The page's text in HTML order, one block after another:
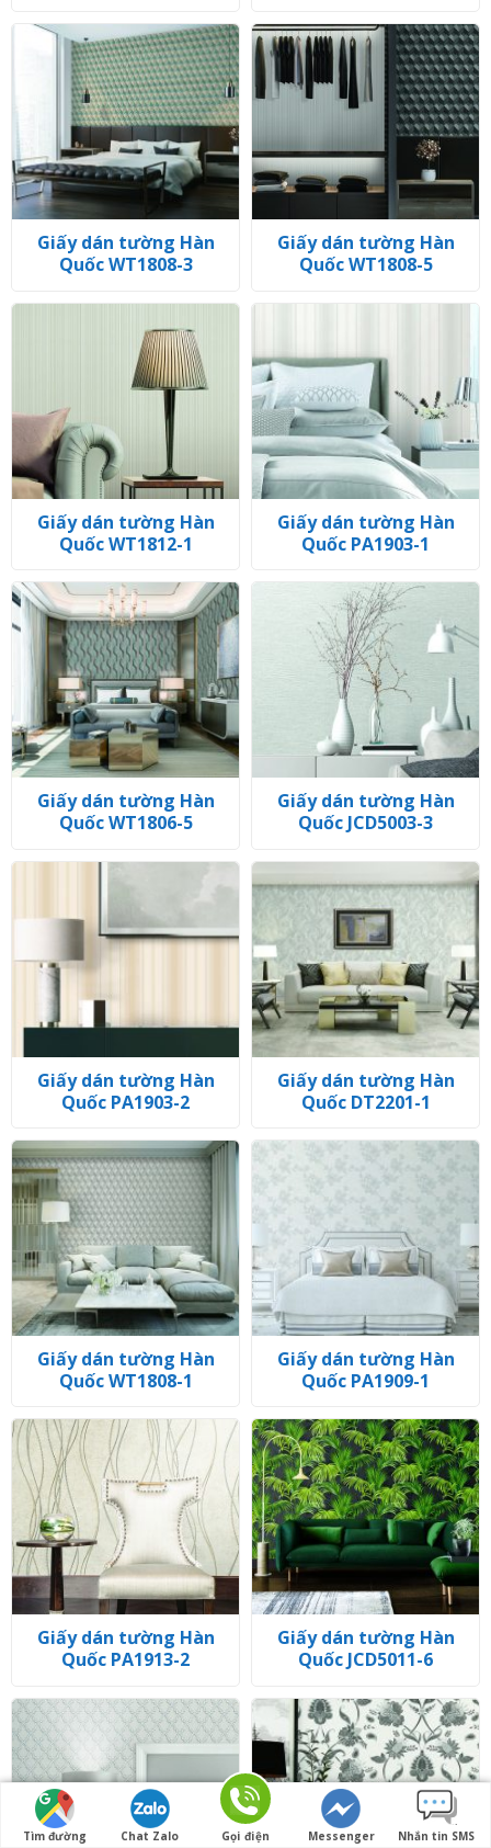
Giấy dán tường Hàn
Quốc WT1808-3
Giấy dán tường Hàn
Quốc WT1808-5
Giấy dán tường Hàn
Quốc WT1812-1
Giấy dán tường Hàn
Quốc PA1903-1
Giấy dán tường Hàn
Quốc WT1806-5
Giấy dán tường Hàn
Quốc JCD5003-3
Giấy dán tường Hàn
Quốc PA1903-2
Giấy dán tường Hàn
Quốc DT2201-1
Giấy dán tường Hàn
Quốc WT1808-1
Giấy dán tường Hàn
Quốc PA1909-1
Giấy dán tường Hàn
Quốc PA1913-2
Giấy dán tường Hàn
Quốc JCD5011-6
Tìm đường Chat Zalo Gọi điện Messenger Nhắn tin SMS